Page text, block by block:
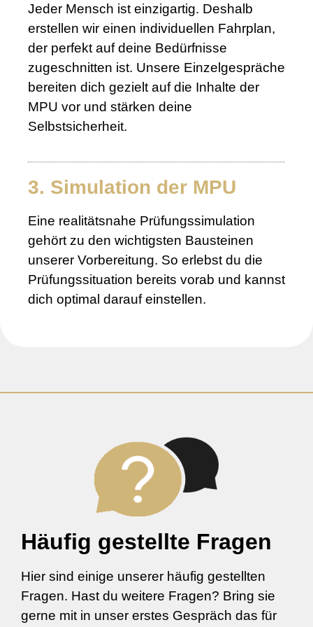
Jeder Mensch ist einzigartig. Deshalb
erstellen wir einen individuellen Fahrplan,
der perfekt auf deine Bedürfnisse
zugeschnitten ist. Unsere Einzelgespräche
bereiten dich gezielt auf die Inhalte der
MPU vor und stärken deine
Selbstsicherheit.
3. Simulation der MPU
Eine realitätsnahe Prüfungssimulation
gehört zu den wichtigsten Bausteinen
unserer Vorbereitung. So erlebst du die
Prüfungssituation bereits vorab und kannst
dich optimal darauf einstellen.
Häufig gestellte Fragen
Hier sind einige unserer häufig gestellten
Fragen. Hast du weitere Fragen? Bring sie
gerne mit in unser erstes Gespräch das für